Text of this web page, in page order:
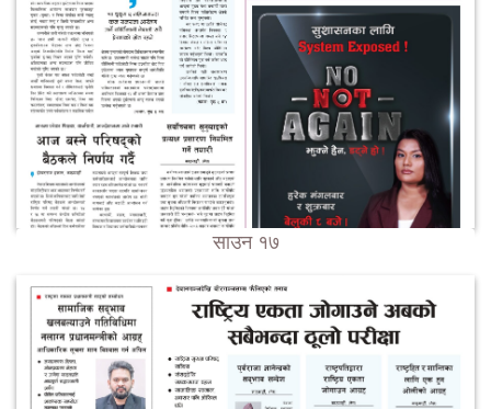
साउन १७